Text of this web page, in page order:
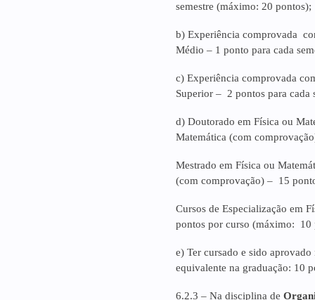
semestre (máximo: 20 pontos);
b) Experiência comprovada
Médio – 1 ponto para cada
c) Experiência comprovada
Superior – 2 pontos para cada
d) Doutorado em Física ou
Matemática (com
Mestrado em Física ou
(com comprovação) – 15
Cursos de Especialização em
pontos por curso (máximo: 10
e) Ter cursado e sido
equivalente na graduação: 10
6.2.3 – Na disciplina de